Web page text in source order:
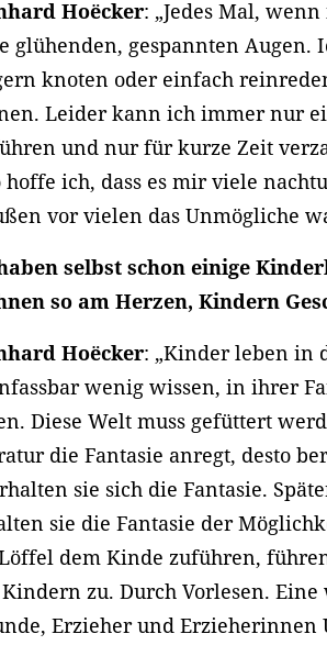
Hoëcker: „Jedes Mal,
glühenden, gespannten Augen.
knoten oder einfach
Leider kann ich immer nur
und nur für kurze Zeit
hoffe ich, dass es mir viele
vor vielen das Unmögliche
selbst schon einige
so am Herzen, Kindern
Hoëcker: „Kinder leben in
wenig wissen, in ihrer
Diese Welt muss gefüttert
die Fantasie anregt, desto
sie sich die Fantasie.
sie die Fantasie der
dem Kinde zuführen,
zu. Durch Vorlesen.
Erzieher und